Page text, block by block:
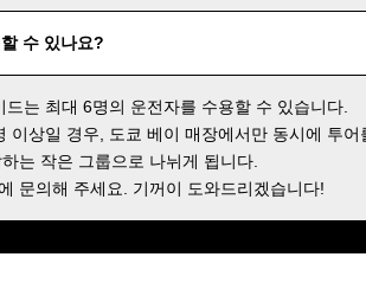
수 있나요?
는 최대 6명의 운전자를 수용할 수 있습니다.
이상일 경우, 도쿄 베이 매장에서만 동시에 투
는 작은 그룹으로 나뉘게 됩니다.
문의해 주세요. 기꺼이 도와드리겠습니다!